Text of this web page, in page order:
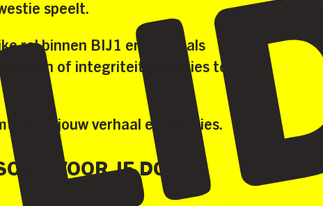
speelt.
rol binnen BIJ1 en heeft als
of integriteitskwesties te
voor jouw verhaal en emoties.
VOOR JE DOEN?